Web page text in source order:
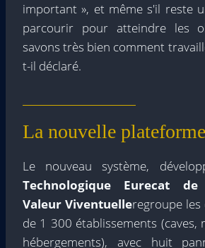
important », et même s'il reste
parcourir pour atteindre les
savons très bien comment
t-il déclaré.
La nouvelle plateforme
Le nouveau système,
Technologique Eurecat de
Valeur Viventuelleregroupe les
de 1 300 établissements (caves,
hébergements), avec huit